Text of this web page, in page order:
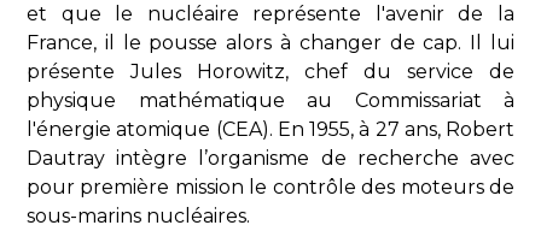
et que le nucléaire représente l'avenir de la
France, il le pousse alors à changer de cap. Il lui
présente Jules Horowitz, chef du service de
physique mathématique au Commissariat à
l'énergie atomique (CEA). En 1955, à 27 ans, Robert
Dautray intègre l’organisme de recherche avec
pour première mission le contrôle des moteurs de
sous-marins nucléaires.